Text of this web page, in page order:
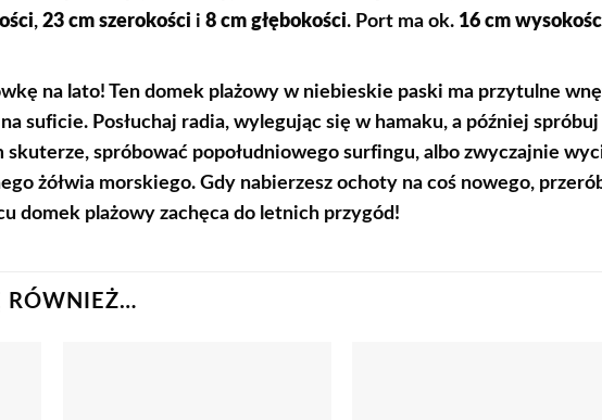
, 23 cm szerokości i 8 cm głębokości. Port ma ok. 16 cm
na lato! Ten domek plażowy w niebieskie paski ma przytulne
suficie. Posłuchaj radia, wylegując się w hamaku, a później
skuterze, spróbować popołudniowego surfingu, albo zwyczajnie
żółwia morskiego. Gdy nabierzesz ochoty na coś nowego,
domek plażowy zachęca do letnich przygód!
RÓWNIEŻ…